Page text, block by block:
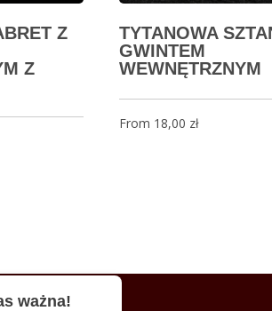
Z
Z
TYTANOWA
GWINTEM
WEWNĘTRZNYM
From 18,00 zł
ważna!